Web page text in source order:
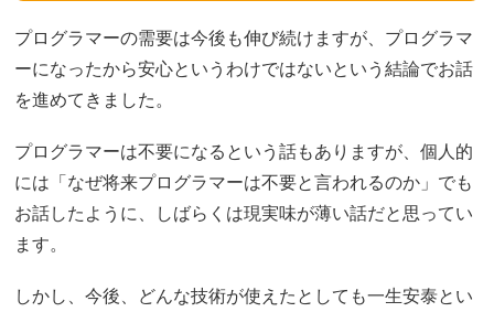
プログラマーの需要は今後も伸び続けますが、プログラマ
ーになったから安心というわけではないという結論でお話
を進めてきました。
プログラマーは不要になるという話もありますが、個人的
には「なぜ将来プログラマーは不要と言われるのか」でも
お話したように、しばらくは現実味が薄い話だと思ってい
ます。
しかし、今後、どんな技術が使えたとしても一生安泰とい